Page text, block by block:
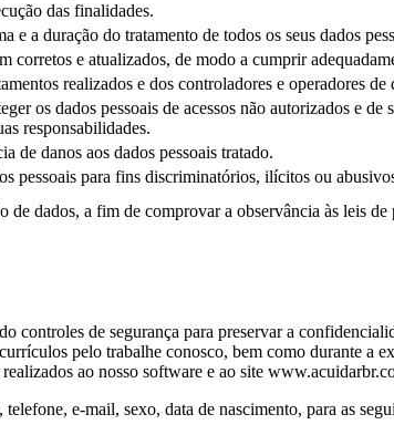
das finalidades.
e a duração do tratamento de todos os seus dados
corretos e atualizados, de modo a cumprir
realizados e dos controladores e operadores
os dados pessoais de acessos não autorizados e
responsabilidades.
de danos aos dados pessoais tratado.
pessoais para fins discriminatórios, ilícitos ou
de dados, a fim de comprovar a observância às leis de
controles de segurança para preservar a
pelo trabalhe conosco, bem como durante a
ao nosso software e ao site
e-mail, sexo, data de nascimento, para as